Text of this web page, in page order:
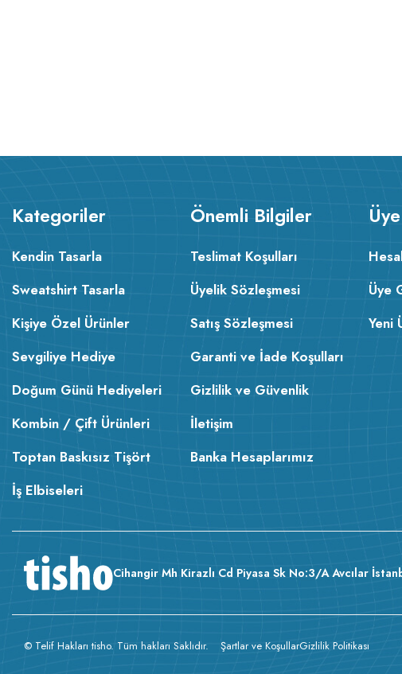
Kategoriler
Kendin Tasarla
Sweatshirt Tasarla
Kişiye Özel Ürünler
Sevgiliye Hediye
Doğum Günü Hediyeleri
Kombin / Çift Ürünleri
Toptan Baskısız Tişört
İş Elbiseleri
Önemli Bilgiler
Teslimat Koşulları
Üyelik Sözleşmesi
Satış Sözleşmesi
Garanti ve İade Koşulları
Gizlilik ve Güvenlik
İletişim
Banka Hesaplarımız
Üye
Üye
Yeni
Cihangir Mh Kirazlı Cd Piyasa Sk No:3/A Avcılar
© Telif Hakları tisho. Tüm hakları Saklıdır. Şartlar ve KoşullarGizlilik Politikası